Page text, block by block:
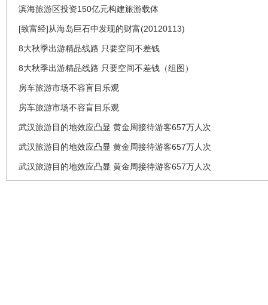
滨海旅游区投资150亿元构建旅游载体
[致富经]从海岛巨石中发现的财富(20120113)
8大秋季出游精品线路 只要空间不差钱
8大秋季出游精品线路 只要空间不差钱（组图）
房车旅游市场不容盲目乐观
房车旅游市场不容盲目乐观
武汉旅游目的地效应凸显 黄金周接待游客657万人次
武汉旅游目的地效应凸显 黄金周接待游客657万人次
武汉旅游目的地效应凸显 黄金周接待游客657万人次